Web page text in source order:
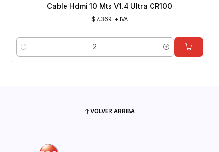
Cable Hdmi 10 Mts V1.4 Ultra CR100
$7.369 + IVA
Cantidad
VOLVER ARRIBA